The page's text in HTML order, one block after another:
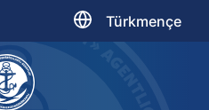
Türkmençe